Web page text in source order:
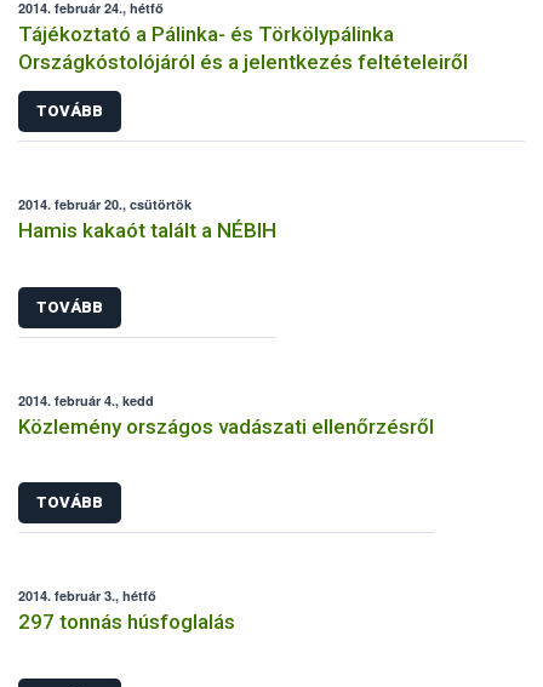
2014. február 24., hétfő
Tájékoztató a Pálinka- és Törkölypálinka
Országkóstolójáról és a jelentkezés feltételeiről
TOVÁBB
2014. február 20., csütörtök
Hamis kakaót talált a NÉBIH
TOVÁBB
2014. február 4., kedd
Közlemény országos vadászati ellenőrzésről
TOVÁBB
2014. február 3., hétfő
297 tonnás húsfoglalás